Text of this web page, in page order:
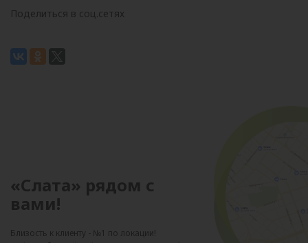
Поделиться в соц.сетях
«Слата» рядом с
вами!
Близость к клиенту - №1 по локации!